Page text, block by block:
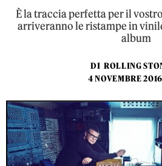
È la traccia perfetta per il
arriveranno le ristampe in
album
DI ROLLING
4 NOVEMBRE